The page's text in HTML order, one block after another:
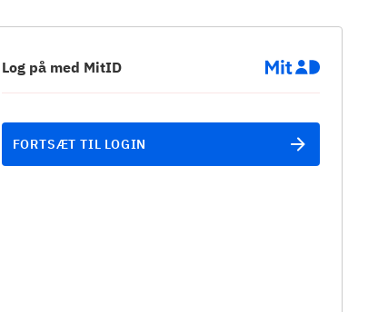
Log på med MitID
FORTSÆT TIL LOGIN